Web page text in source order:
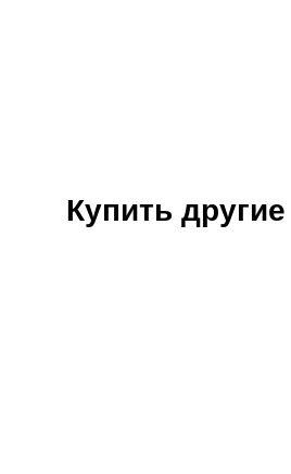
Купить